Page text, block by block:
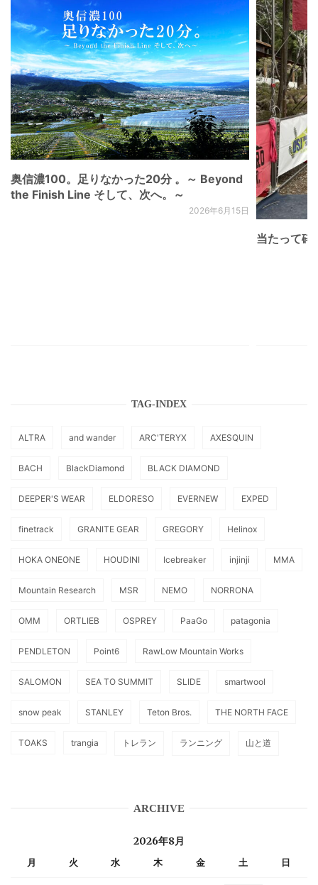
奥信濃100。足りなかった20分 。～ Beyond
the Finish Line そして、次へ。～
2026年6月15日
当たって砕
TAG-INDEX
ALTRA and wander ARC'TERYX AXESQUIN
BACH BlackDiamond BLACK DIAMOND
DEEPER'S WEAR ELDORESO EVERNEW EXPED
finetrack GRANITE GEAR GREGORY Helinox
HOKA ONEONE HOUDINI Icebreaker injinji MMA
Mountain Research MSR NEMO NORRONA
OMM ORTLIEB OSPREY PaaGo patagonia
PENDLETON Point6 RawLow Mountain Works
SALOMON SEA TO SUMMIT SLIDE smartwool
snow peak STANLEY Teton Bros. THE NORTH FACE
TOAKS trangia トレラン ランニング 山と道
ARCHIVE
2026年8月
月 火 水 木 金 土 日